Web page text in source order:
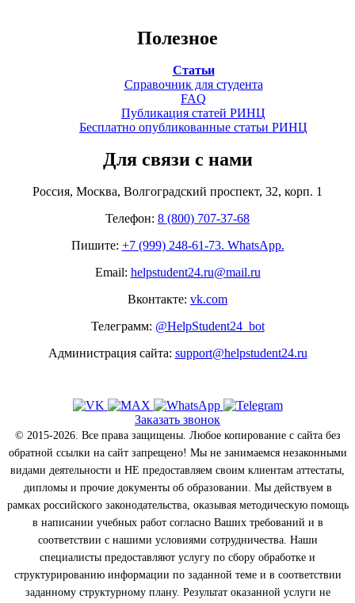
Полезное
Статьи
Справочник для студента
FAQ
Публикация статей РИНЦ
Бесплатно опубликованные статьи РИНЦ
Для связи с нами
Россия, Москва, Волгоградский проспект, 32, корп. 1
Телефон: 8 (800) 707-37-68
Пишите: +7 (999) 248-61-73. WhatsApp.
Email: helpstudent24.ru@mail.ru
Вконтакте: vk.com
Телеграмм: @HelpStudent24_bot
Администрация сайта: support@helpstudent24.ru
Заказать звонок
© 2015-2026. Все права защищены. Любое копирование с сайта без
обратной ссылки на сайт запрещено! Мы не занимаемся незаконными
видами деятельности и НЕ предоставляем своим клиентам аттестаты,
дипломы и прочие документы об образовании. Мы действуем в
рамках российского законодательства, оказывая методическую помощь
в написании учебных работ согласно Ваших требований и в
соответствии с нашими условиями сотрудничества. Наши
специалисты предоставляют услугу по сбору обработке и
структурированию информации по заданной теме и в соответствии
заданному структурному плану. Результат оказанной услуги не